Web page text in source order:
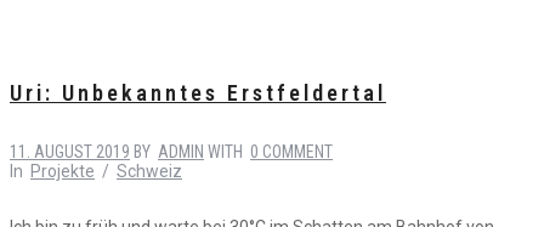
Uri: Unbekanntes Erstfeldertal
11. AUGUST 2019 BY ADMIN WITH 0 COMMENT
In Projekte / Schweiz